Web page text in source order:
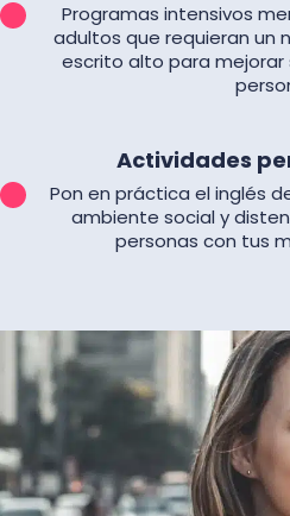
Programas intensivos
adultos que requieran un
escrito alto para
Actividades
Pon en práctica el inglés
ambiente social y
personas con tus